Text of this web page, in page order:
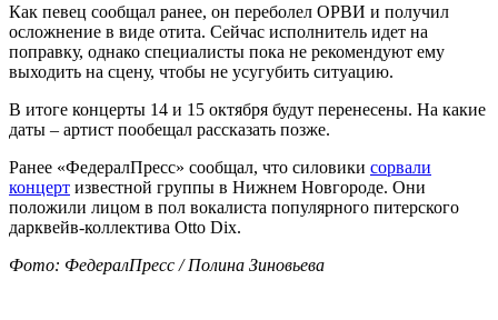
Как певец сообщал ранее, он переболел ОРВИ и получил
осложнение в виде отита. Сейчас исполнитель идет на
поправку, однако специалисты пока не рекомендуют ему
выходить на сцену, чтобы не усугубить ситуацию.
В итоге концерты 14 и 15 октября будут перенесены. На какие
даты – артист пообещал рассказать позже.
Ранее «ФедералПресс» сообщал, что силовики сорвали
концерт известной группы в Нижнем Новгороде. Они
положили лицом в пол вокалиста популярного питерского
дарквейв-коллектива Otto Dix.
Фото: ФедералПресс / Полина Зиновьева